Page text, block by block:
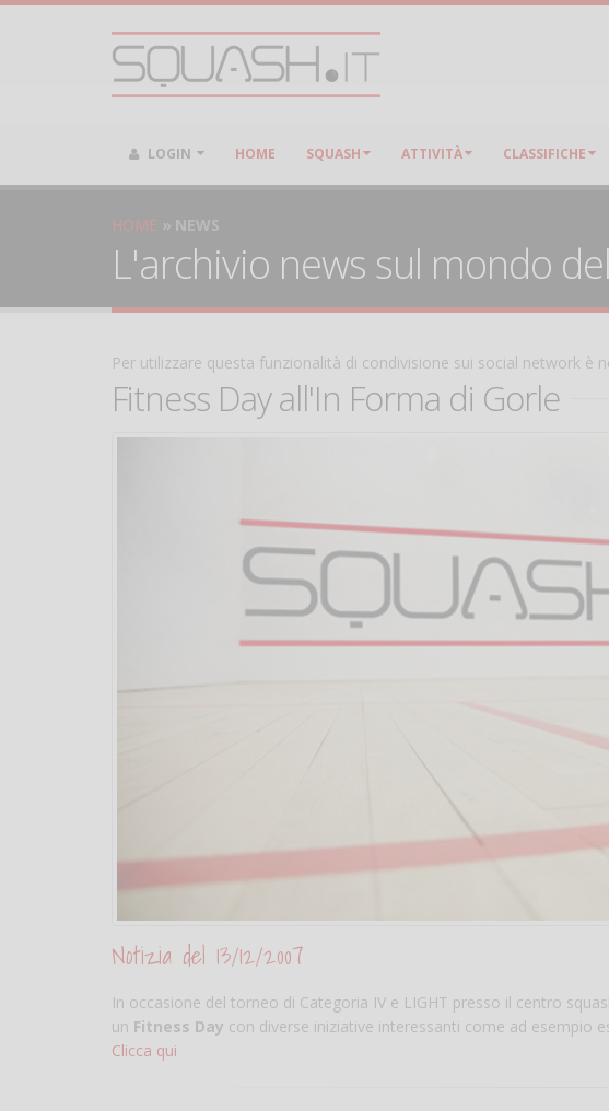
LOGIN HOME SQUASH ATTIVITÀ CLASSIFICHE
HOME NEWS
L'archivio news sul mondo
Per utilizzare questa funzionalità di condivisione sui social network è
Fitness Day all'In Forma di Gorle
Notizia del 13/12/2007
In occasione del torneo di Categoria IV e LIGHT presso il centro
un Fitness Day con diverse iniziative interessanti come ad esempio
Clicca qui